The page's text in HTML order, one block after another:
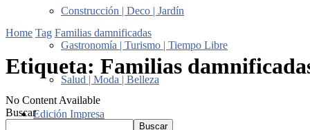
Construcción | Deco | Jardín
Gastronomía | Turismo | Tiempo Libre
Salud | Moda | Belleza
Edición Impresa
Home Tag Familias damnificadas
Etiqueta: Familias
No Content Available
Buscar
Buscar